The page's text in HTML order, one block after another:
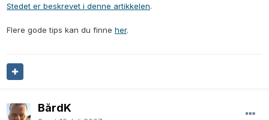
Stedet er beskrevet i denne artikkelen.
Flere gode tips kan du finne her.
BårdK